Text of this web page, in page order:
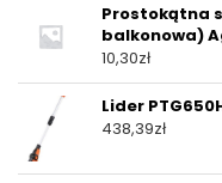
Prostokątna
balkonowa)
10,30zł
Lider
438,39zł